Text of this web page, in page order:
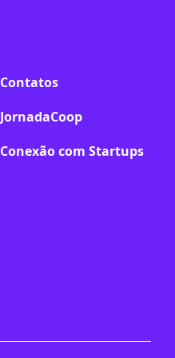
Contatos
JornadaCoop
Conexão com Startups